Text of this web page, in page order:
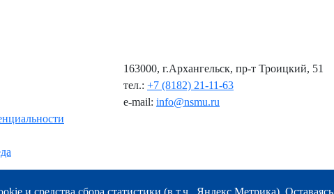
163000, г.Архангельск, пр-т Троицкий, 51
тел.: +7 (8182) 21-11-63
e-mail: info@nsmu.ru
и средства сбора статистики (в т.ч., Яндекс.Метрика). Оставаясь